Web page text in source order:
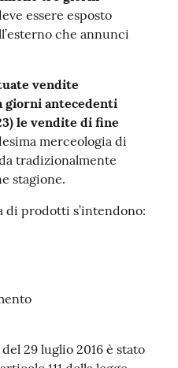
essere esposto
che annunci
vendite
giorni antecedenti
le vendite di fine
merceologia di
tradizionalmente
stagione.
di prodotti s’intendono:
29 luglio 2016 è stato